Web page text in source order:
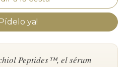
ya!
Peptides™, el sérum